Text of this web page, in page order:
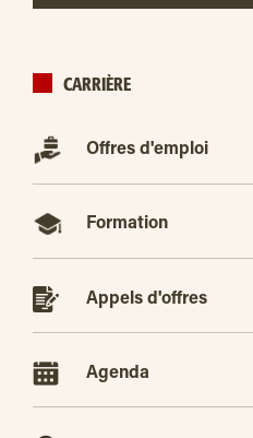
CARRIÈRE
Offres d'emploi
Formation
Appels d'offres
Agenda